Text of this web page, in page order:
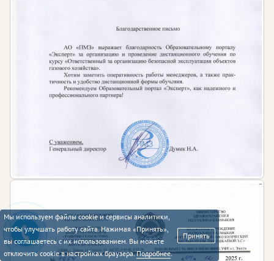
Мы используем файлы cookie и сервисы аналитики,
чтобы улучшать работу сайта. Нажимая «Принять»,
вы соглашаетесь с их использованием. Вы можете
отключить cookie в настройках браузера.Подробнее.
Принять